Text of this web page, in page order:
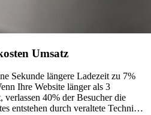
Umsatz
Sekunde längere Ladezeit zu 7%
Ihre Website länger als 3
verlassen 40% der Besucher die
entstehen durch veraltete Technik,